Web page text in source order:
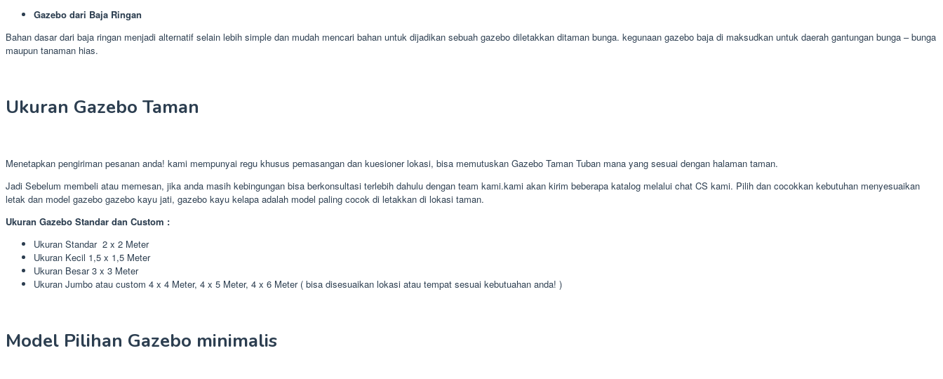
Gazebo dari Baja Ringan
Bahan dasar dari baja ringan menjadi alternatif selain lebih simple dan mudah mencari bahan untuk dijadikan sebuah gazebo diletakkan ditaman bunga. kegunaan gazebo baja di maksudkan untuk daerah gantungan bunga – bunga
maupun tanaman hias.
Ukuran Gazebo Taman
Menetapkan pengiriman pesanan anda! kami mempunyai regu khusus pemasangan dan kuesioner lokasi, bisa memutuskan Gazebo Taman Tuban mana yang sesuai dengan halaman taman.
Jadi Sebelum membeli atau memesan, jika anda masih kebingungan bisa berkonsultasi terlebih dahulu dengan team kami.kami akan kirim beberapa katalog melalui chat CS kami. Pilih dan cocokkan kebutuhan menyesuaikan
letak dan model gazebo gazebo kayu jati, gazebo kayu kelapa adalah model paling cocok di letakkan di lokasi taman.
Ukuran Gazebo Standar dan Custom :
Ukuran Standar 2 x 2 Meter
Ukuran Kecil 1,5 x 1,5 Meter
Ukuran Besar 3 x 3 Meter
Ukuran Jumbo atau custom 4 x 4 Meter, 4 x 5 Meter, 4 x 6 Meter ( bisa disesuaikan lokasi atau tempat sesuai kebutuahan anda! )
Model Pilihan Gazebo minimalis